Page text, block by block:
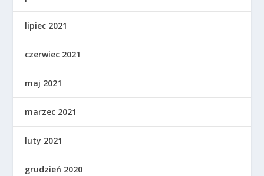
lipiec 2021
czerwiec 2021
maj 2021
marzec 2021
luty 2021
grudzień 2020